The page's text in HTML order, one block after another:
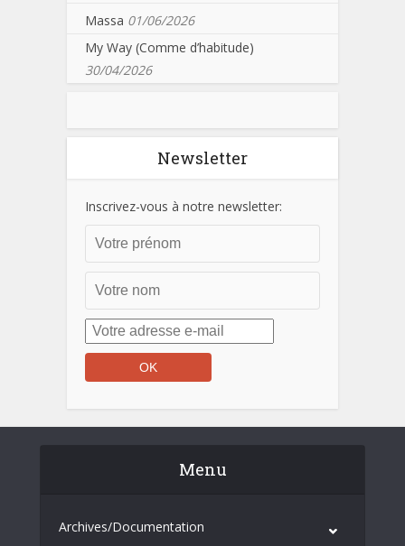
Massa 01/06/2026
My Way (Comme d’habitude)
30/04/2026
Newsletter
Inscrivez-vous à notre newsletter:
Menu
Archives/Documentation